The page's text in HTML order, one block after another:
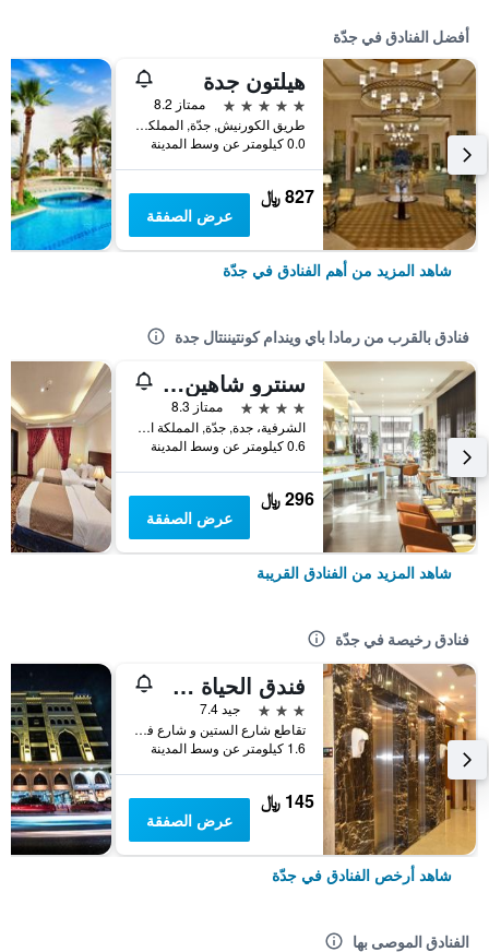
أفضل الفنادق في جدّة
هيلتون جدة
5 نجوم
ممتاز 8.2
طريق الكورنيش, جدّة, المملكة العربية السعودية
0.0 كيلومتر عن وسط المدينة
827 ﷼
عرض الصفقة
شاهد المزيد من أهم الفنادق في جدّة
فنادق بالقرب من رمادا باي ويندام كونتيننتال جدة
سنترو شاهين جدة من روتانا
4 نجوم
ممتاز 8.3
الشرفية، جدة, جدّة, المملكة العربية السعودية
0.6 كيلومتر عن وسط المدينة
296 ﷼
عرض الصفقة
شاهد المزيد من الفنادق القريبة
فنادق رخيصة في جدّة
فندق الحياة جدة كونتيننتال
3 نجوم
جيد 7.4
تقاطع شارع الستين و شارع فلسطين، مقابل سامبا بنك, جدّة, المملكة العربية السعودية
1.6 كيلومتر عن وسط المدينة
145 ﷼
عرض الصفقة
شاهد أرخص الفنادق في جدّة
الفنادق الموصى بها